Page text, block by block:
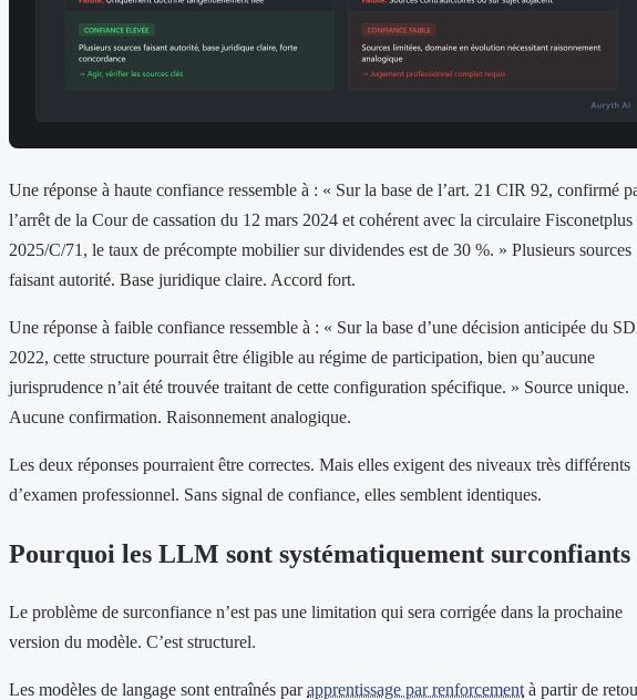
Une réponse à haute confiance ressemble à : « Sur la base de l’art. 21 CIR 92, confirmé
l’arrêt de la Cour de cassation du 12 mars 2024 et cohérent avec la circulaire Fisconetplus
2025/C/71, le taux de précompte mobilier sur dividendes est de 30 %. » Plusieurs sources
faisant autorité. Base juridique claire. Accord fort.
Une réponse à faible confiance ressemble à : « Sur la base d’une décision anticipée du
2022, cette structure pourrait être éligible au régime de participation, bien qu’aucune
jurisprudence n’ait été trouvée traitant de cette configuration spécifique. » Source unique.
Aucune confirmation. Raisonnement analogique.
Les deux réponses pourraient être correctes. Mais elles exigent des niveaux très différents
d’examen professionnel. Sans signal de confiance, elles semblent identiques.
Pourquoi les LLM sont systématiquement surconfiants
Le problème de surconfiance n’est pas une limitation qui sera corrigée dans la prochaine
version du modèle. C’est structurel.
Les modèles de langage sont entraînés parapprentissage par renforcementà partir de